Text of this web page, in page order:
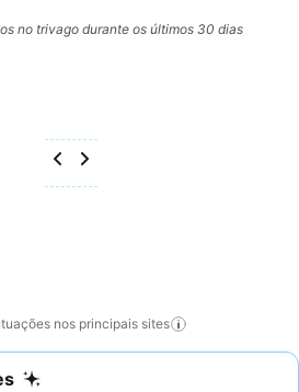
no trivago durante os últimos 30 dias
nos principais sites